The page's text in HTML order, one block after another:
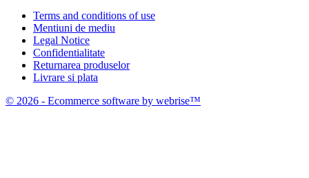
Terms and conditions of use
Mentiuni de mediu
Legal Notice
Confidentialitate
Returnarea produselor
Livrare si plata
© 2026 - Ecommerce software by webrise™